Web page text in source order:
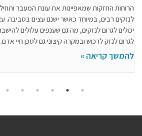
הרוחות החזקות שמאפיינות את עונת המעבר
לנזקים רבים, במיוחד כאשר ישנם עצים בסביבה.
יכולים לגרום לנזקים, מה גם שענפים עלולים
לגרום לנזק לרכוש ובמקרה קיצוני גם לסכן חיי אדם.
להמשך קריאה »